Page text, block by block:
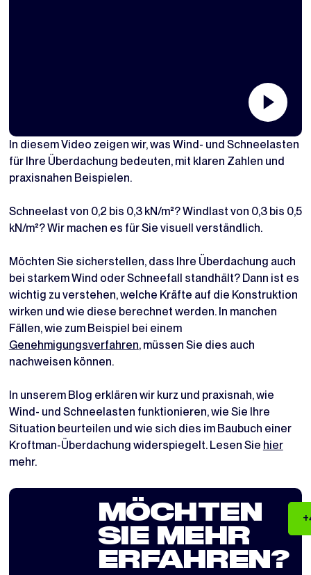
In diesem Video zeigen wir, was Wind- und Schneelasten
für Ihre Überdachung bedeuten, mit klaren Zahlen und
praxisnahen Beispielen.
Schneelast von 0,2 bis 0,3 kN/m²? Windlast von 0,3 bis 0,5
kN/m²? Wir machen es für Sie visuell verständlich.
Möchten Sie sicherstellen, dass Ihre Überdachung auch
bei starkem Wind oder Schneefall standhält? Dann ist es
wichtig zu verstehen, welche Kräfte auf die Konstruktion
wirken und wie diese berechnet werden. In manchen
Fällen, wie zum Beispiel bei einem
Genehmigungsverfahren, müssen Sie dies auch
nachweisen können.
In unserem Blog erklären wir kurz und praxisnah, wie
Wind- und Schneelasten funktionieren, wie Sie Ihre
Situation beurteilen und wie sich dies im Baubuch einer
Kroftman-Überdachung widerspiegelt. Lesen Sie hier
mehr.
MÖCHTEN
SIE MEHR
ERFAHREN?